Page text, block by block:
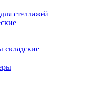
стеллажей
складские